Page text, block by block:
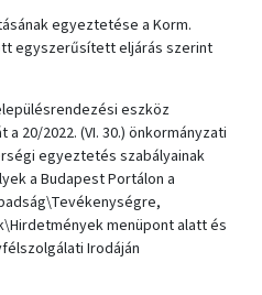
egyeztetése a Korm.
egyszerűsített eljárás szerint
eszköz
20/2022. (VI. 30.) önkormányzati
egyeztetés szabályainak
a Budapest Portálon a
menüpont alatt és
Irodáján